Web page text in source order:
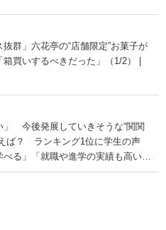
抜群」六花亭の“店舗限定”お菓子が
買いするべきだった」（1/2） |
」 今後発展していきそうな“関関
ば？ ランキング1位に学生の声
る」「就職や進学の実績も高い」